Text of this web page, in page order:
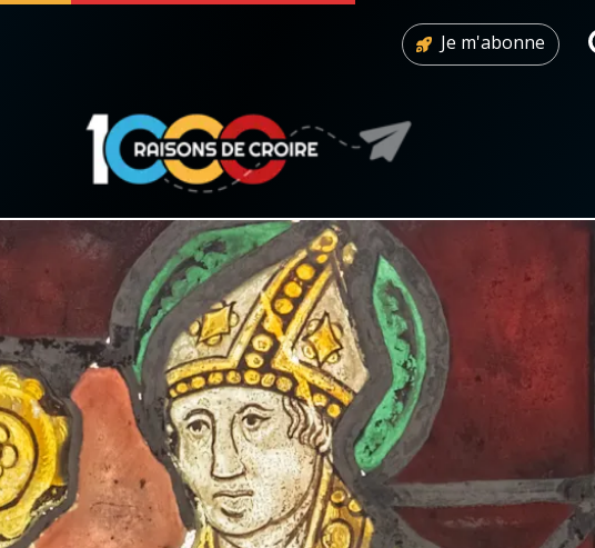
À propos Facebook
À la une
1000 Raisons de Croire
Chapelet pour le monde
Contact
Faire un don
Je m'abonne